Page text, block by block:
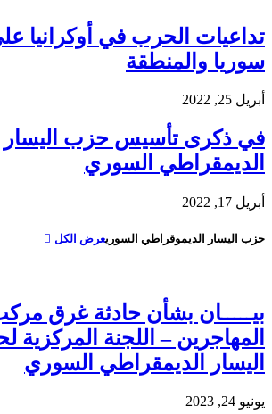
تداعيات الحرب في أوكرانيا
سوريا والمنطقة
أبريل 25, 2022
في ذكرى تأسيس حزب اليسار
الديمقراطي السوري
أبريل 17, 2022
حزب اليسار الديموقراطي السوريعرض الكل
بيـــــان بشأن حادثة غرق
المهاجرين – اللجنة المركزية
اليسار الديمقراطي السوري
يونيو 24, 2023